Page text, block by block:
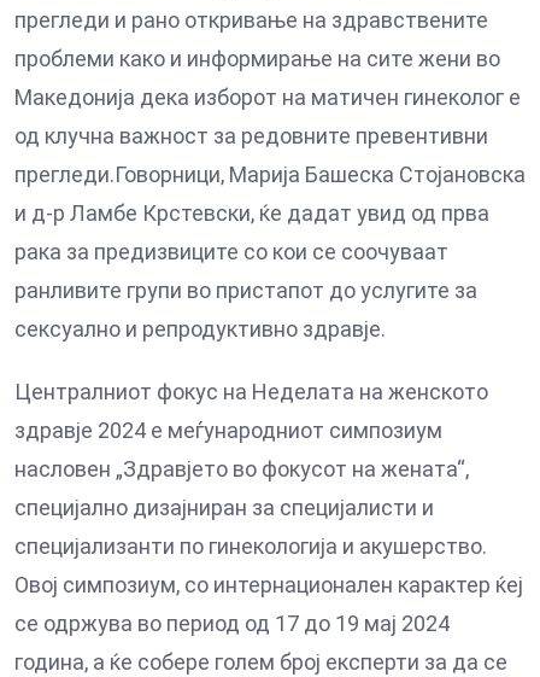
прегледи и рано откривање на здравствените
проблеми како и информирање на сите жени во
Македонија дека изборот на матичен гинеколог е
од клучна важност за редовните превентивни
прегледи.Говорници, Марија Башеска Стојановска
и д-р Ламбе Крстевски, ќе дадат увид од прва
рака за предизвиците со кои се соочуваат
ранливите групи во пристапот до услугите за
сексуално и репродуктивно здравје.
Централниот фокус на Неделата на женското
здравје 2024 е меѓународниот симпозиум
насловен „Здравјето во фокусот на жената“,
специјално дизајниран за специјалисти и
специјализанти по гинекологија и акушерство.
Овој симпозиум, со интернационален карактер ќеј
се одржува во период од 17 до 19 мај 2024
година, а ќе собере голем број експерти за да се